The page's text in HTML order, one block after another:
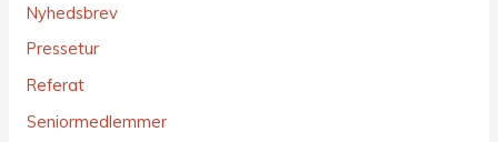
Nyhedsbrev
Pressetur
Referat
Seniormedlemmer